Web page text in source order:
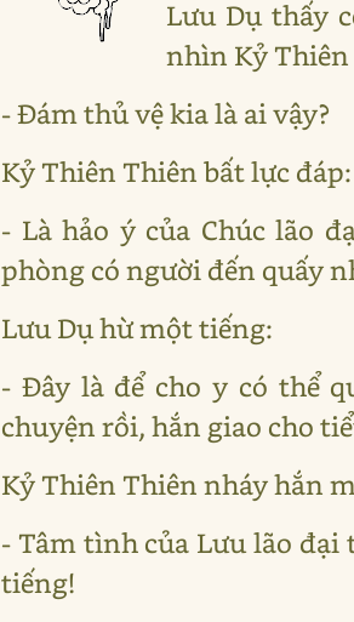
Lưu Dụ thấy
nhìn Kỷ
- Đám thủ vệ kia là ai vậy?
Kỷ Thiên Thiên bất lực đáp:
- Là hảo ý của Chúc lão
phòng có người đến quấy
Lưu Dụ hừ một tiếng:
- Đây là để cho y có thể
chuyện rồi, hắn giao cho
Kỷ Thiên Thiên nháy hắn
- Tâm tình của Lưu lão đại
tiếng!